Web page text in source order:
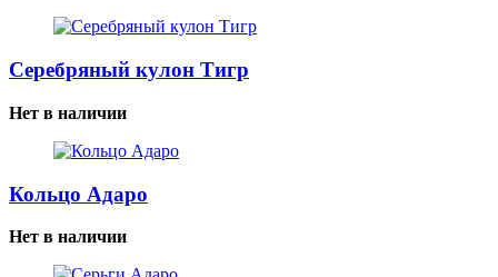
Серебряный кулон Тигр
Нет в наличии
Кольцо Адаро
Нет в наличии